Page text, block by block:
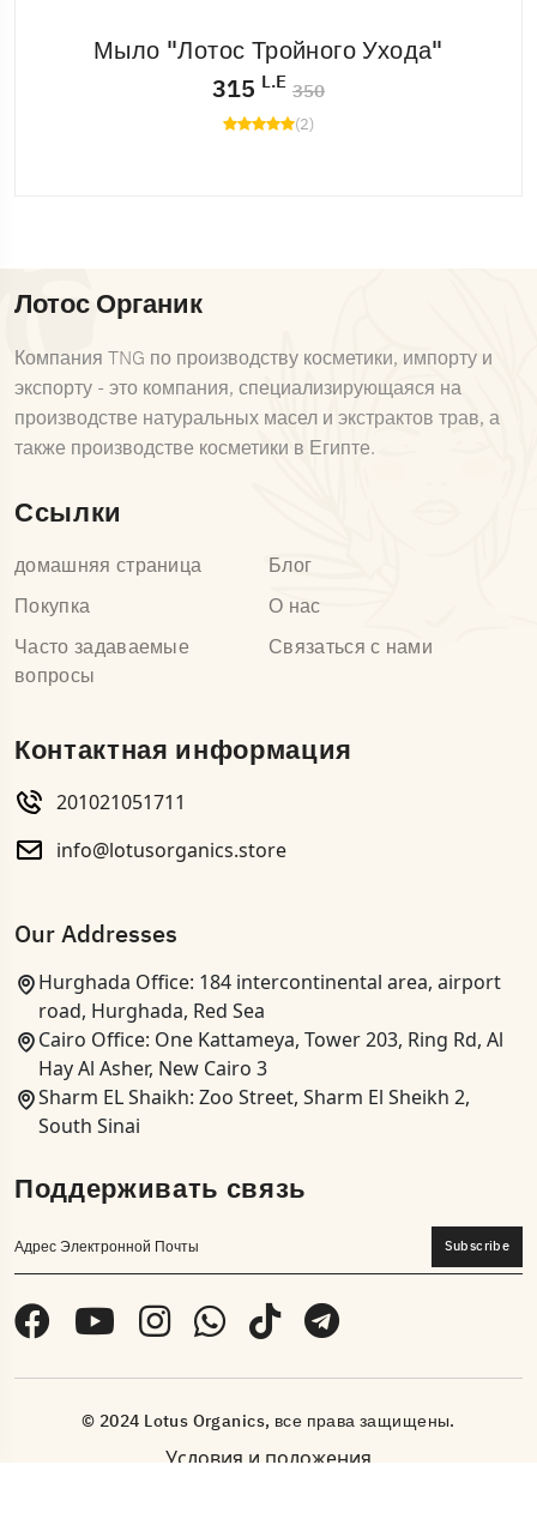
Мыло "Лотос Тройного Ухода"
315 L.E 350
(2)
Лотос Органик
Компания TNG по производству косметики, импорту и
экспорту - это компания, специализирующаяся на
производстве натуральных масел и экстрактов трав, а
также производстве косметики в Египте.
Ссылки
домашняя страница
Блог
Покупка
О нас
Часто задаваемые
вопросы
Связаться с нами
Поддерживать связь
Subscribe
Контактная информация
201021051711
info@lotusorganics.store
Our Addresses
Hurghada Office: 184 intercontinental area, airport
road, Hurghada, Red Sea
Cairo Office: One Kattameya, Tower 203, Ring Rd, Al
Hay Al Asher, New Cairo 3
Sharm EL Shaikh: Zoo Street, Sharm El Sheikh 2,
South Sinai
© 2024 Lotus Organics, все права защищены.
Условия и положения